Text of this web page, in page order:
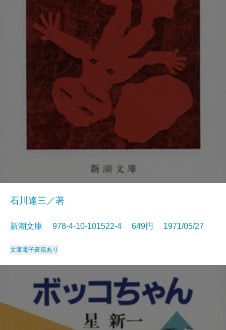
石川達三／著
新潮文庫 978-4-10-101522-4 649円 1971/05/27
文庫電子書籍あり